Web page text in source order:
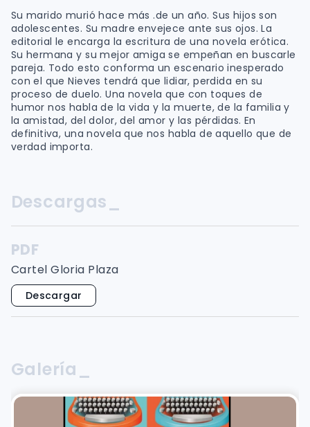
Su marido murió hace más .de un año. Sus hijos son
adolescentes. Su madre envejece ante sus ojos. La
editorial le encarga la escritura de una novela erótica.
Su hermana y su mejor amiga se empeñan en buscarle
pareja. Todo esto conforma un escenario inesperado
con el que Nieves tendrá que lidiar, perdida en su
proceso de duelo. Una novela que con toques de
humor nos habla de la vida y la muerte, de la familia y
la amistad, del dolor, del amor y las pérdidas. En
definitiva, una novela que nos habla de aquello que de
verdad importa.
Descargas_
PDF
Cartel Gloria Plaza
Descargar
Galería_